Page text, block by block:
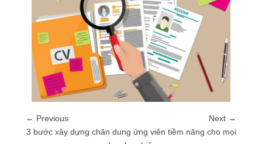
← Previous
Next →
3 bước xây dựng chân dung ứng viên tiềm năng cho mọi